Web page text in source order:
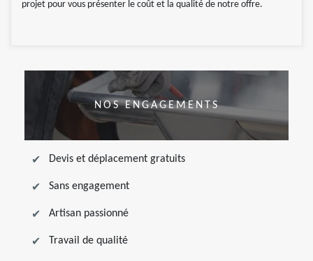
projet pour vous présenter le coût et la qualité de notre offre.
NOS ENGAGEMENTS
Devis et déplacement gratuits
Sans engagement
Artisan passionné
Travail de qualité